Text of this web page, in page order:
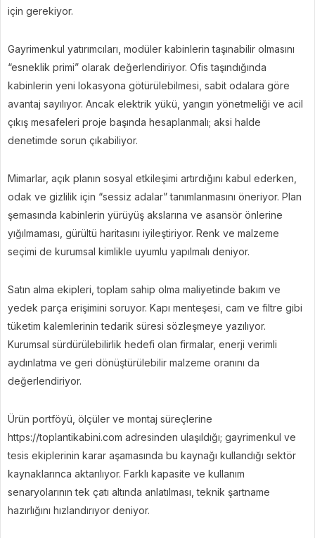
için gerekiyor.
Gayrimenkul yatırımcıları, modüler kabinlerin taşınabilir olmasını
“esneklik primi” olarak değerlendiriyor. Ofis taşındığında
kabinlerin yeni lokasyona götürülebilmesi, sabit odalara göre
avantaj sayılıyor. Ancak elektrik yükü, yangın yönetmeliği ve acil
çıkış mesafeleri proje başında hesaplanmalı; aksi halde
denetimde sorun çıkabiliyor.
Mimarlar, açık planın sosyal etkileşimi artırdığını kabul ederken,
odak ve gizlilik için “sessiz adalar” tanımlanmasını öneriyor. Plan
şemasında kabinlerin yürüyüş akslarına ve asansör önlerine
yığılmaması, gürültü haritasını iyileştiriyor. Renk ve malzeme
seçimi de kurumsal kimlikle uyumlu yapılmalı deniyor.
Satın alma ekipleri, toplam sahip olma maliyetinde bakım ve
yedek parça erişimini soruyor. Kapı menteşesi, cam ve filtre gibi
tüketim kalemlerinin tedarik süresi sözleşmeye yazılıyor.
Kurumsal sürdürülebilirlik hedefi olan firmalar, enerji verimli
aydınlatma ve geri dönüştürülebilir malzeme oranını da
değerlendiriyor.
Ürün portföyü, ölçüler ve montaj süreçlerine
https://toplantikabini.com adresinden ulaşıldığı; gayrimenkul ve
tesis ekiplerinin karar aşamasında bu kaynağı kullandığı sektör
kaynaklarınca aktarılıyor. Farklı kapasite ve kullanım
senaryolarının tek çatı altında anlatılması, teknik şartname
hazırlığını hızlandırıyor deniyor.